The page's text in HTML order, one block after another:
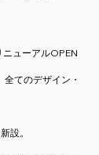
ューアルOPEN
てのデザイン・
設。